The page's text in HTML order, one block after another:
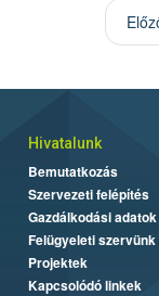
Hivatalunk
Bemutatkozás
Szervezeti felépítés
Gazdálkodási adatok
Felügyeleti szervünk
Projektek
Kapcsolódó linkek